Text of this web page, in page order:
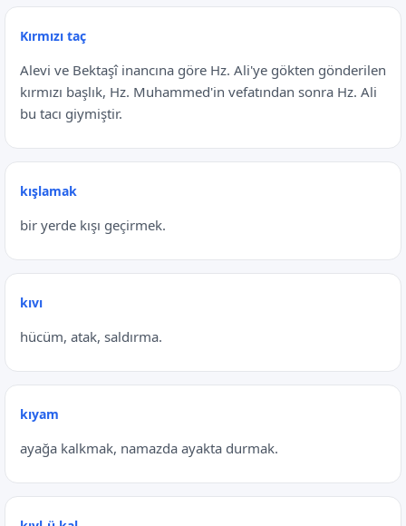
Kırmızı taç
Alevi ve Bektaşî inancına göre Hz. Ali'ye gökten gönderilen
kırmızı başlık, Hz. Muhammed'in vefatından sonra Hz. Ali
bu tacı giymiştir.
kışlamak
bir yerde kışı geçirmek.
kıvı
hücüm, atak, saldırma.
kıyam
ayağa kalkmak, namazda ayakta durmak.